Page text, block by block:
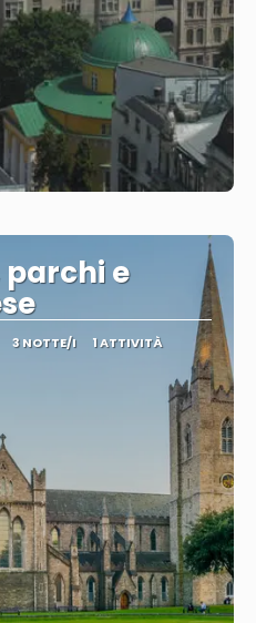
parchi e
3 NOTTE/I 1 ATTIVITÀ